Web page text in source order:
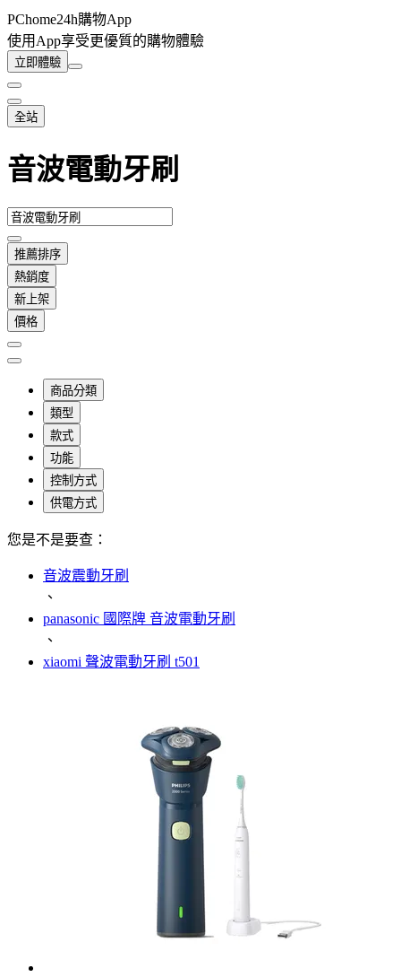
PChome24h購物App
使用App享受更優質的購物體驗
立即體驗
全站
音波電動牙刷
推薦排序
熱銷度
新上架
價格
商品分類
類型
款式
功能
控制方式
供電方式
您是不是要查：
音波震動牙刷
、
panasonic 國際牌 音波電動牙刷
、
xiaomi 聲波電動牙刷 t501